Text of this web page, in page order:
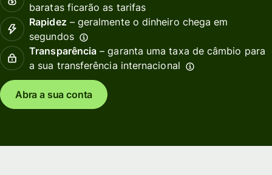
baratas ficarão as tarifas
Rapidez – geralmente o dinheiro chega em
segundos
Transparência – garanta uma taxa de câmbio para
a sua transferência internacional
Abra a sua conta